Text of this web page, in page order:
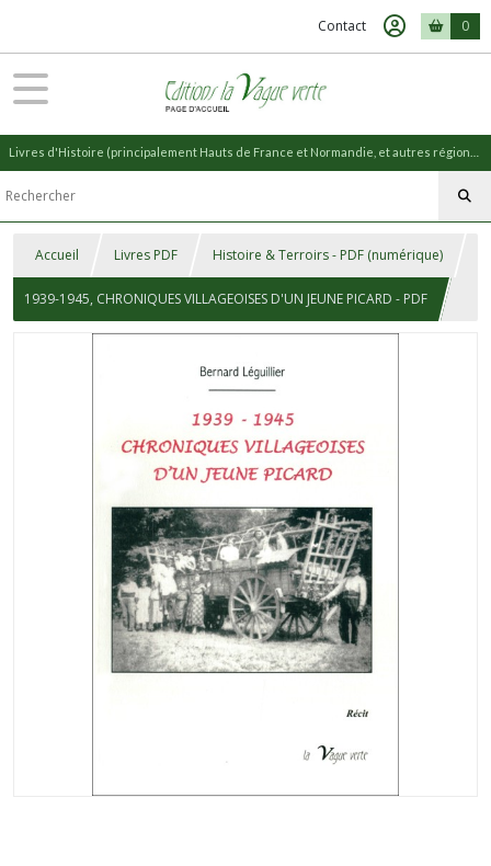
Contact 0
Accueil Livres PDF Histoire & Terroirs - PDF (numérique)
1939-1945, CHRONIQUES VILLAGEOISES D'UN JEUNE PICARD - PDF